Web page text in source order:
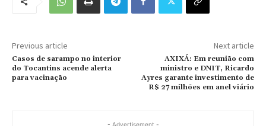
Previous article
Casos de sarampo no interior
do Tocantins acende alerta
para vacinação
Next article
AXIXÁ: Em reunião com
ministro e DNIT, Ricardo
Ayres garante investimento de
R$ 27 milhões em anel viário
- Advertisement -